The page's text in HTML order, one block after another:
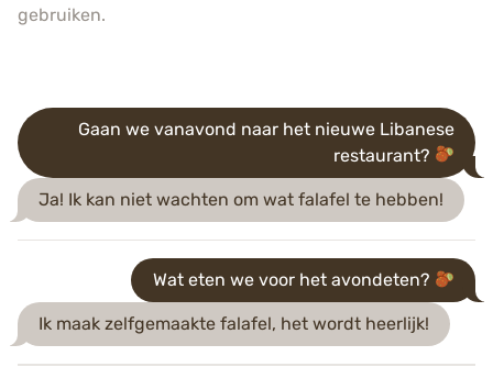
gebruiken.
Gaan we vanavond naar het nieuwe Libanese
restaurant?
Ja! Ik kan niet wachten om wat falafel te hebben!
Wat eten we voor het avondeten?
Ik maak zelfgemaakte falafel, het wordt heerlijk!